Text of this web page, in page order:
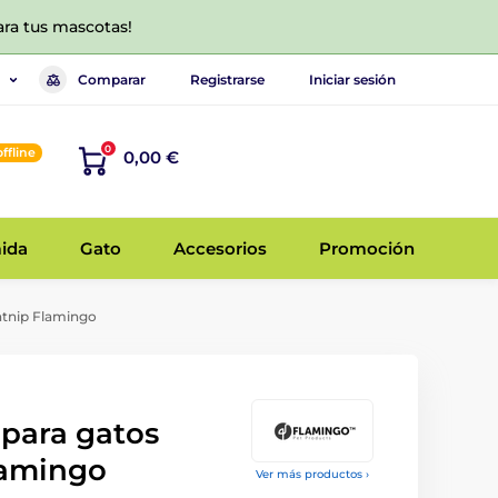
tus mascotas!
Comparar Registrarse Iniciar sesión
0 0,00 €
Gato Accesorios Promoción
Flamingo
Ver más productos ›
gatos